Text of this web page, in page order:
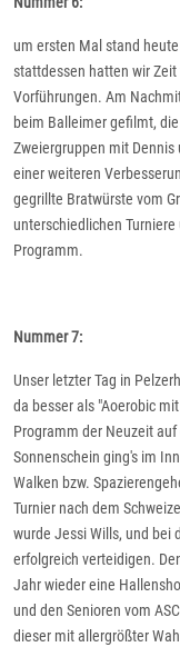
um ersten Mal stand
stattdessen hatten wir
Vorführungen. Am
beim Balleimer gefilmt,
Zweiergruppen mit
einer weiteren
gegrillte Bratwürste vom
unterschiedlichen
Programm.
Nummer 7:
Unser letzter Tag in
da besser als "Aoerobic
Programm der Neuzeit
Sonnenschein ging's im
Walken bzw.
Turnier nach dem
wurde Jessi Wills, und bei
erfolgreich verteidigen.
Jahr wieder eine
und den Senioren vom
dieser mit allergrößter